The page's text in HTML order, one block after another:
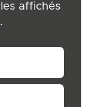
affichés